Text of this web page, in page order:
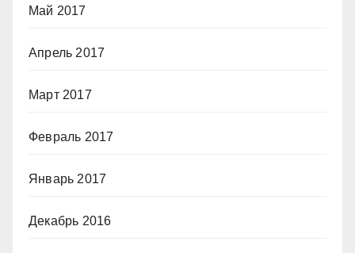
Май 2017
Апрель 2017
Март 2017
Февраль 2017
Январь 2017
Декабрь 2016